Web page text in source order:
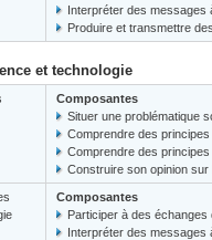
Interpréter des messages
Produire et transmettre
et technologie
Composantes
Situer une problématique
Comprendre des
Comprendre des
Construire son opinion sur
Composantes
Participer à des
Interpréter des messages